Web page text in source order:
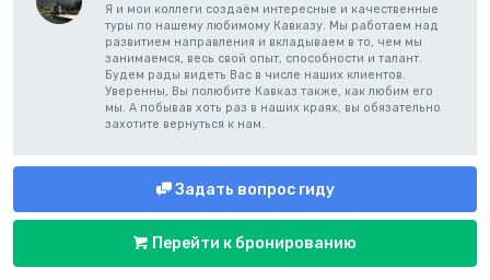
Я и мои коллеги создаём интересные и качественные
туры по нашему любимому Кавказу. Мы работаем над
развитием направления и вкладываем в то, чем мы
занимаемся, весь свой опыт, способности и талант.
Будем рады видеть Вас в числе наших клиентов.
Уверенны, Вы полюбите Кавказ также, как любим его
мы. А побывав хоть раз в наших краях, вы обязательно
захотите вернуться к нам.
Задать вопрос гиду
Перейти к бронированию